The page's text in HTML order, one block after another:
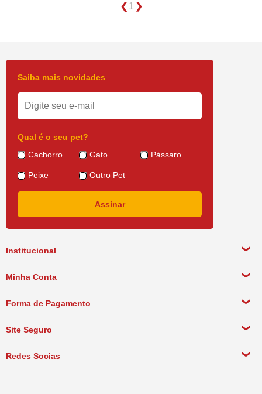
1
Institucional
Política de Pagamento
Política de Entrega
Minha Conta
Forma de Pagamento
Site Seguro
Redes Socias
Saiba mais novidades
Qual é o seu pet?
Cachorro
Gato Pássaro
Peixe Outro Pet